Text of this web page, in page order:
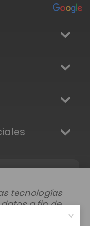
tecnologías
a fin de
compra.